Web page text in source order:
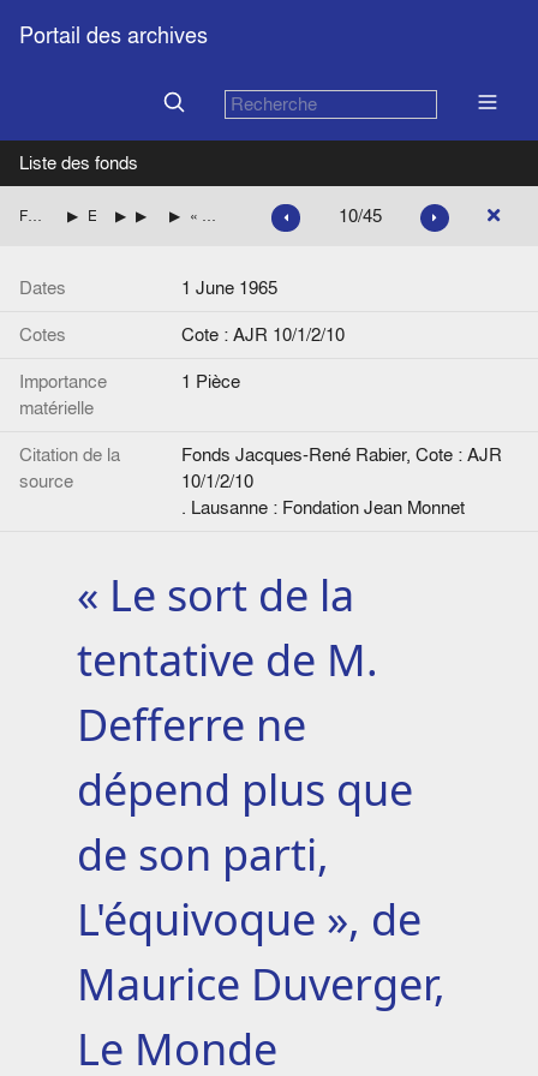
Portail des archives
Liste des fonds
Fonds Jacques-René Rabier FranceElections en France
« Le sort de la tentative de M. Defferre ne dépend plus que de son parti, L'équivoque », de Maurice Duverger, Le Monde 10/45
Dates
1 June 1965
Cotes
Cote : AJR 10/1/2/10
Importance
matérielle
1 Pièce
Citation de la
source
Fonds Jacques-René Rabier, Cote : AJR
10/1/2/10
. Lausanne : Fondation Jean Monnet
« Le sort de la
tentative de M.
Defferre ne
dépend plus que
de son parti,
L'équivoque », de
Maurice Duverger,
Le Monde